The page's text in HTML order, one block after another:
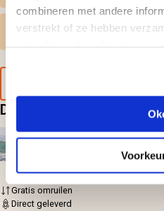
combineren met andere
verstrekt of ze hebben
Gratis omruilen
Deze doen? Leuk cadeau
Surfclinic met
per persoon
Gratis omruilen
Direct geleverd